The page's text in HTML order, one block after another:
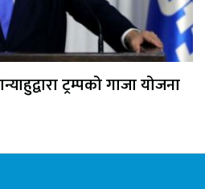
ट्रम्पको गाजा योजना